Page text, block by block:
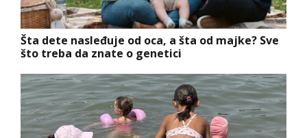
Šta dete nasleđuje od oca, a šta od majke? Sve
što treba da znate o genetici